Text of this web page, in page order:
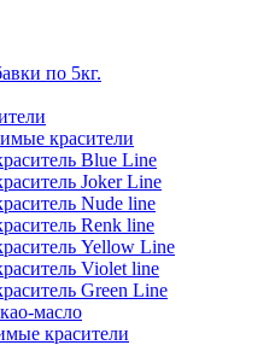
по 5кг.
красители
Blue Line
Joker Line
Nude line
Renk line
Yellow Line
Violet line
Green Line
масло
красители